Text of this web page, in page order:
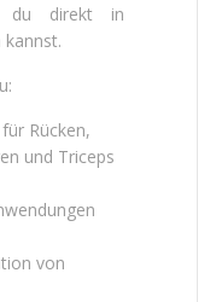
du direkt in
kannst.
Rücken,
und Triceps
von